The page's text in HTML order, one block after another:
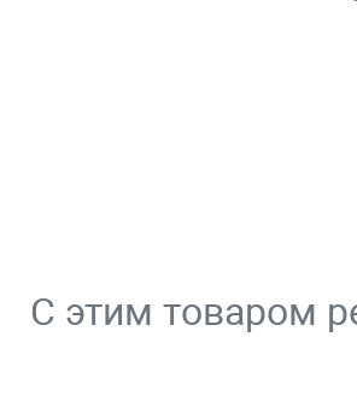
С этим товаром